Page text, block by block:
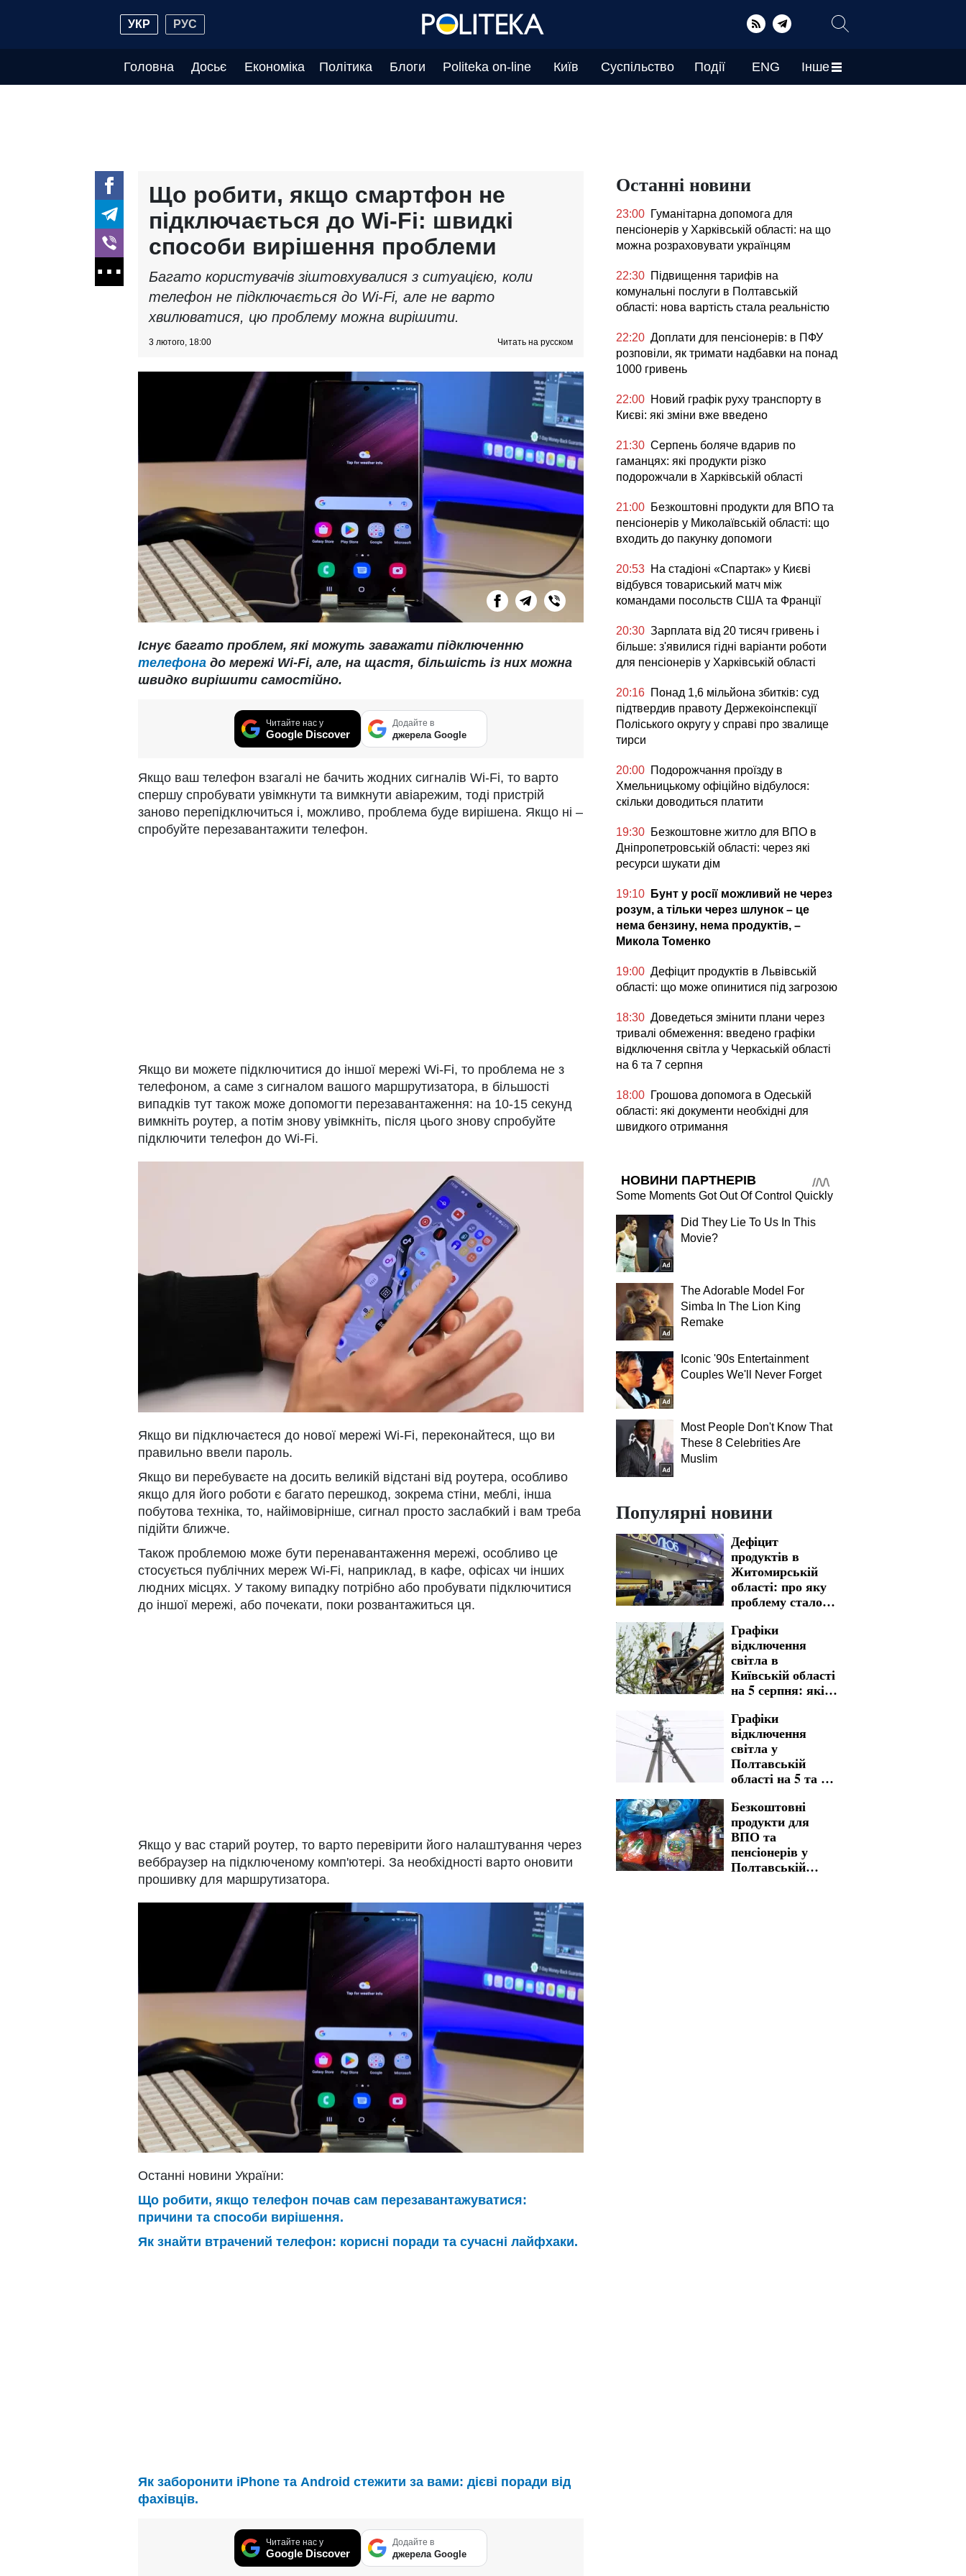
УКР РУС
Головна Досьє Економіка Політика Блоги Politeka on-line Київ Суспільство Події ENG Інше
Що робити, якщо смартфон не
підключається до Wi-Fi: швидкі
способи вирішення проблеми
Багато користувачів зіштовхувалися з ситуацією, коли
телефон не підключається до Wi-Fi, але не варто
хвилюватися, цю проблему можна вирішити.
3 лютого, 18:00 Читать на русском
Існує багато проблем, які можуть заважати підключенню
телефона до мережі Wi-Fi, але, на щастя, більшість із них можна
швидко вирішити самостійно.
Читайте нас у
Google Discover
Додайте в
джерела Google
Якщо ваш телефон взагалі не бачить жодних сигналів Wi-Fi, то варто
спершу спробувати увімкнути та вимкнути авіарежим, тоді пристрій
заново перепідключиться і, можливо, проблема буде вирішена. Якщо ні –
спробуйте перезавантажити телефон.
Якщо ви можете підключитися до іншої мережі Wi-Fi, то проблема не з
телефоном, а саме з сигналом вашого маршрутизатора, в більшості
випадків тут також може допомогти перезавантаження: на 10-15 секунд
вимкніть роутер, а потім знову увімкніть, після цього знову спробуйте
підключити телефон до Wi-Fi.
Якщо ви підключаєтеся до нової мережі Wi-Fi, переконайтеся, що ви
правильно ввели пароль.
Якщо ви перебуваєте на досить великій відстані від роутера, особливо
якщо для його роботи є багато перешкод, зокрема стіни, меблі, інша
побутова техніка, то, найімовірніше, сигнал просто заслабкий і вам треба
підійти ближче.
Також проблемою може бути перенавантаження мережі, особливо це
стосується публічних мереж Wi-Fi, наприклад, в кафе, офісах чи інших
людних місцях. У такому випадку потрібно або пробувати підключитися
до іншої мережі, або почекати, поки розвантажиться ця.
Якщо у вас старий роутер, то варто перевірити його налаштування через
веббраузер на підключеному комп'ютері. За необхідності варто оновити
прошивку для маршрутизатора.
Останні новини України:
Що робити, якщо телефон почав сам перезавантажуватися:
причини та способи вирішення.
Як знайти втрачений телефон: корисні поради та сучасні лайфхаки.
Як заборонити iPhone та Android стежити за вами: дієві поради від
фахівців.
Читайте нас у
Google Discover
Додайте в
джерела Google
Останні новини
23:00 Гуманітарна допомога для
пенсіонерів у Харківській області: на що
можна розраховувати українцям
22:30 Підвищення тарифів на
комунальні послуги в Полтавській
області: нова вартість стала реальністю
22:20 Доплати для пенсіонерів: в ПФУ
розповіли, як тримати надбавки на понад
1000 гривень
22:00 Новий графік руху транспорту в
Києві: які зміни вже введено
21:30 Серпень боляче вдарив по
гаманцях: які продукти різко
подорожчали в Харківській області
21:00 Безкоштовні продукти для ВПО та
пенсіонерів у Миколаївській області: що
входить до пакунку допомоги
20:53 На стадіоні «Спартак» у Києві
відбувся товариський матч між
командами посольств США та Франції
20:30 Зарплата від 20 тисяч гривень і
більше: з'явилися гідні варіанти роботи
для пенсіонерів у Харківській області
20:16 Понад 1,6 мільйона збитків: суд
підтвердив правоту Держекоінспекції
Поліського округу у справі про звалище
тирси
20:00 Подорожчання проїзду в
Хмельницькому офіційно відбулося:
скільки доводиться платити
19:30 Безкоштовне житло для ВПО в
Дніпропетровській області: через які
ресурси шукати дім
19:10
Бунт у росії можливий не через
розум, а тільки через шлунок – це
нема бензину, нема продуктів, –
Микола Томенко
19:00 Дефіцит продуктів в Львівській
області: що може опинитися під загрозою
18:30 Доведеться змінити плани через
тривалі обмеження: введено графіки
відключення світла у Черкаській області
на 6 та 7 серпня
18:00 Грошова допомога в Одеській
області: які документи необхідні для
швидкого отримання
НОВИНИ ПАРТНЕРІВ
Some Moments Got Out Of Control Quickly
Did They Lie To Us In This
Movie?
The Adorable Model For
Simba In The Lion King
Remake
Iconic '90s Entertainment
Couples We'll Never Forget
Most People Don't Know That
These 8 Celebrities Are
Muslim
Популярні новини
Дефіцит
продуктів в
Житомирській
області: про яку
проблему стало
Графіки
відключення
світла в
Київській області
на 5 серпня: які
за десятками
адрес
Графіки
відключення
світла у
Полтавській
області на 5 та 6
вимкнення
триватимуть
багато годин
поспіль
Безкоштовні
продукти для
ВПО та
пенсіонерів у
Полтавській